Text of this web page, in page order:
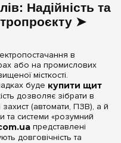
Надійність та
➤
в
або на промислових
місткості.
буде купити щит
дозволяє зібрати в
захист (автомати, ПЗВ), а й
та системи «розумний
представлені
довговічність та